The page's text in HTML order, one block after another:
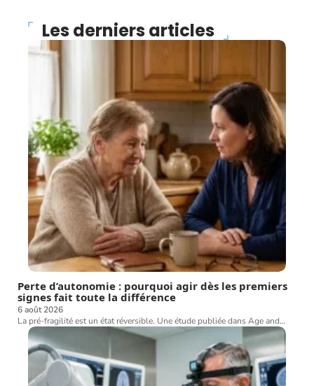
Les derniers articles
Perte d’autonomie : pourquoi agir dès les premiers
signes fait toute la différence
6 août 2026
La pré-fragilité est un état réversible. Une étude publiée dans Age and…